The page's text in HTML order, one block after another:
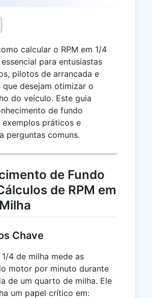
calcular o RPM em 1/4
para entusiastas
pilotos de arrancada e
que desejam otimizar o
do veículo. Este guia
de fundo
exemplos práticos e
perguntas comuns.
de Fundo
de RPM em
Chave
1/4 de milha mede as
motor por minuto durante
de um quarto de milha. Ele
um papel crítico em: